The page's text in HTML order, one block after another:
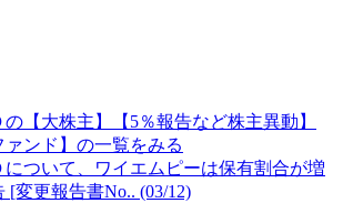
の【大株主】【5％報告など株主異動】
ァンド】の一覧をみる
ついて、ワイエムピーは保有割合が増
[変更報告書No.. (03/12)